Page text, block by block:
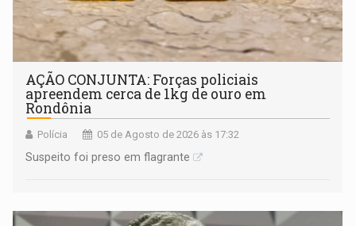
AÇÃO CONJUNTA: Forças policiais
apreendem cerca de 1kg de ouro em
Rondônia
Polícia 05 de Agosto de 2026 às 17:32
Suspeito foi preso em flagrante